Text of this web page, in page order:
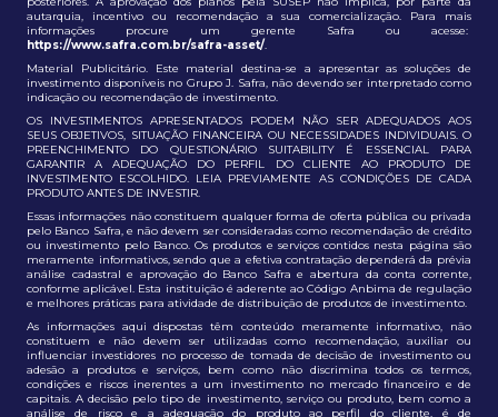
autarquia, incentivo ou recomendação a sua comercialização. Para mais
informações procure um gerente Safra ou acesse:
https://www.safra.com.br/safra-asset/.
Material Publicitário. Este material destina-se a apresentar as soluções de
investimento disponíveis no Grupo J. Safra, não devendo ser interpretado como
indicação ou recomendação de investimento.
OS INVESTIMENTOS APRESENTADOS PODEM NÃO SER ADEQUADOS AOS
SEUS OBJETIVOS, SITUAÇÃO FINANCEIRA OU NECESSIDADES INDIVIDUAIS. O
PREENCHIMENTO DO QUESTIONÁRIO SUITABILITY É ESSENCIAL PARA
GARANTIR A ADEQUAÇÃO DO PERFIL DO CLIENTE AO PRODUTO DE
INVESTIMENTO ESCOLHIDO. LEIA PREVIAMENTE AS CONDIÇÕES DE CADA
PRODUTO ANTES DE INVESTIR.
Essas informações não constituem qualquer forma de oferta pública ou privada
pelo Banco Safra, e não devem ser consideradas como recomendação de crédito
ou investimento pelo Banco. Os produtos e serviços contidos nesta página são
meramente informativos, sendo que a efetiva contratação dependerá da prévia
análise cadastral e aprovação do Banco Safra e abertura da conta corrente,
conforme aplicável. Esta instituição é aderente ao Código Anbima de regulação
e melhores práticas para atividade de distribuição de produtos de investimento.
As informações aqui dispostas têm conteúdo meramente informativo, não
constituem e não devem ser utilizadas como recomendação, auxiliar ou
influenciar investidores no processo de tomada de decisão de investimento ou
adesão a produtos e serviços, bem como não discrimina todos os termos,
condições e riscos inerentes a um investimento no mercado financeiro e de
capitais. A decisão pelo tipo de investimento, serviço ou produto, bem como a
análise de risco e a adequação do produto ao perfil do cliente, é de